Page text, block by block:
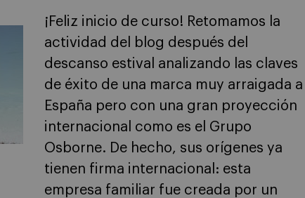
¡Feliz inicio de curso! Retomamos la
actividad del blog después del
descanso estival analizando las claves
de éxito de una marca muy arraigada a
España pero con una gran proyección
internacional como es el Grupo
Osborne. De hecho, sus orígenes ya
tienen firma internacional: esta
empresa familiar fue creada por un